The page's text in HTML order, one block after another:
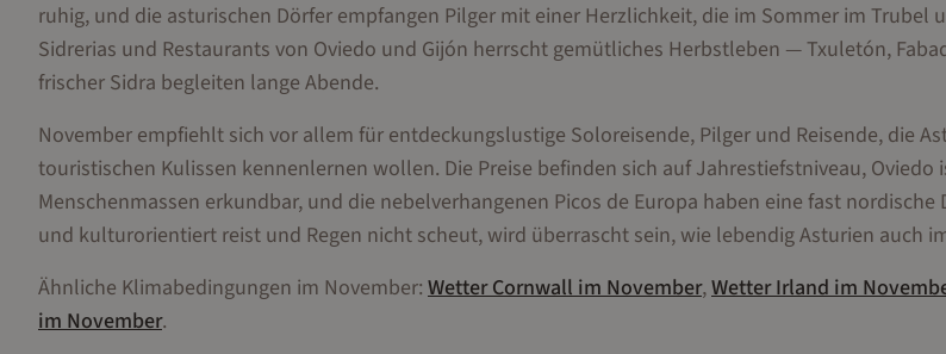
ruhig, und die asturischen Dörfer empfangen Pilger mit einer Herzlichkeit, die im Sommer im Trubel
Sidrerias und Restaurants von Oviedo und Gijón herrscht gemütliches Herbstleben — Txuletón,
frischer Sidra begleiten lange Abende.
November empfiehlt sich vor allem für entdeckungslustige Soloreisende, Pilger und Reisende, die
touristischen Kulissen kennenlernen wollen. Die Preise befinden sich auf Jahrestiefstniveau, Oviedo
Menschenmassen erkundbar, und die nebelverhangenen Picos de Europa haben eine fast nordische
und kulturorientiert reist und Regen nicht scheut, wird überrascht sein, wie lebendig Asturien auch
Ähnliche Klimabedingungen im November: WetterCornwallimNovember,WetterIrlandim
imNovember.